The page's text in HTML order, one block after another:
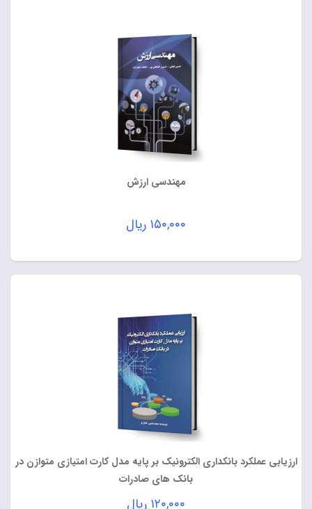
مهندسی ارزش
۱۵۰,۰۰۰ ریال
ارزیابی عملکرد بانکداری الکترونیک بر پایه مدل کارت امتیازی متوازن در
بانک های صادرات
۱۲۰,۰۰۰ ریال